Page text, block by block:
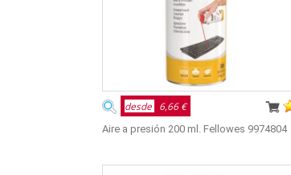
desde 6,66 €
Aire a presión 200 ml. Fellowes 9974804